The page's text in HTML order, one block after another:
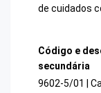
de cuidados
Código e
secundária
9602-5/01 |